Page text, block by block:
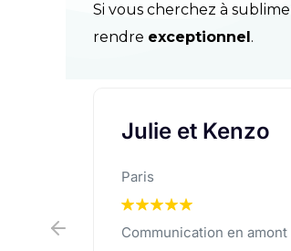
Si vous cherchez à
rendre exceptionnel.
Mike R.
Boston
These guys sound like a